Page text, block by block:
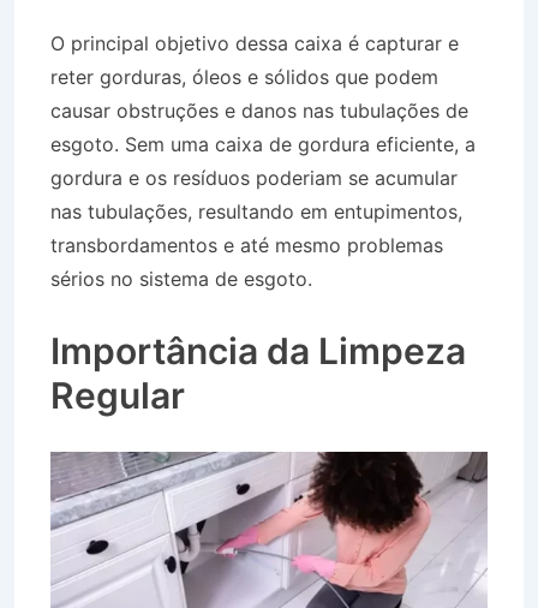
O principal objetivo dessa caixa é capturar e
reter gorduras, óleos e sólidos que podem
causar obstruções e danos nas tubulações de
esgoto. Sem uma caixa de gordura eficiente, a
gordura e os resíduos poderiam se acumular
nas tubulações, resultando em entupimentos,
transbordamentos e até mesmo problemas
sérios no sistema de esgoto.
Importância da Limpeza
Regular